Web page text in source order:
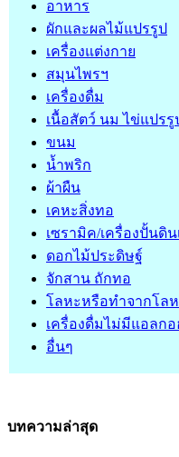
อาหาร
ผักและผลไม้แปรรูป
เครื่องแต่งกาย
สมุนไพรฯ
เครื่องดื่ม
เนื้อสัตว์ นม ไข่แปรรู
ขนม
น้ำพริก
ผ้าผืน
เคหะสิ่งทอ
เซรามิค/เครื่องปั้นดิน
ดอกไม้ประดิษฐ์
จักสาน ถักทอ
โลหะหรือทำจากโล
เครื่องดื่มไม่มีแอลก
อื่นๆ
บทความล่าสุด